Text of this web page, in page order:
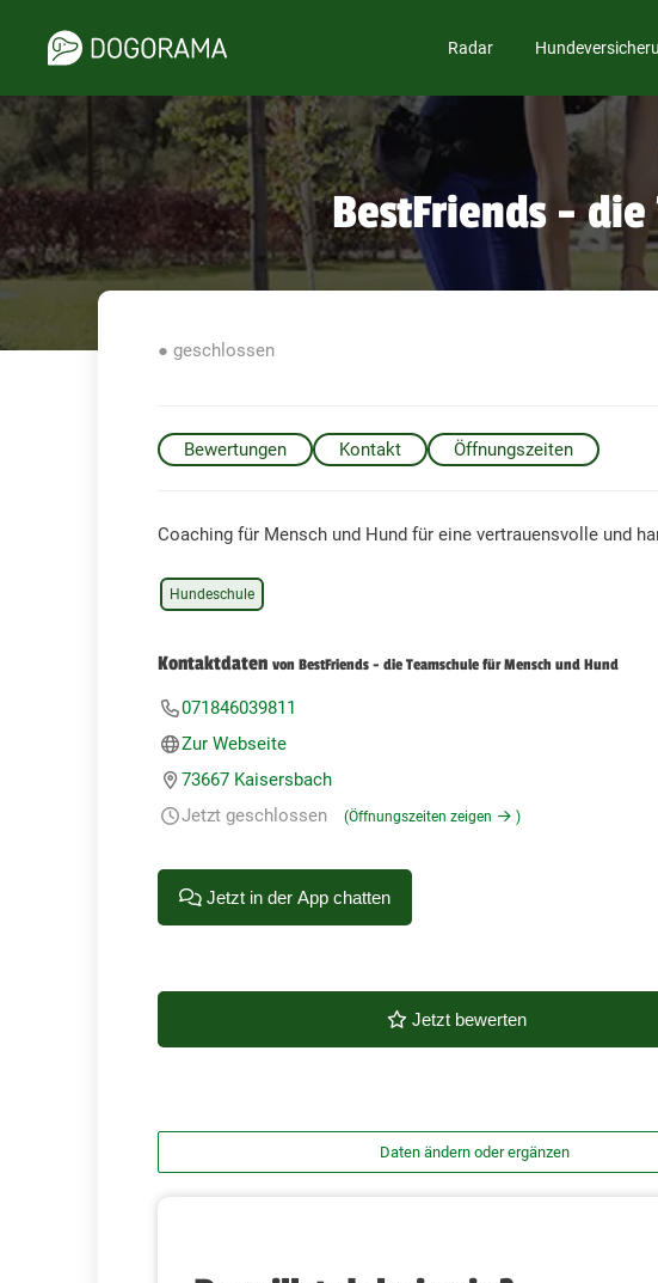
Radar
BestFriends -
● geschlossen
Bewertungen Kontakt Öffnungszeiten
Coaching für Mensch und Hund für eine vertrauensvolle und
Hundeschule
Kontaktdaten von BestFriends - die Teamschule für Mensch und Hund
071846039811
Zur Webseite
73667 Kaisersbach
Jetzt geschlossen
(Öffnungszeiten zeigen )
Jetzt in der App chatten
Jetzt bewerten
Daten ändern oder ergänzen